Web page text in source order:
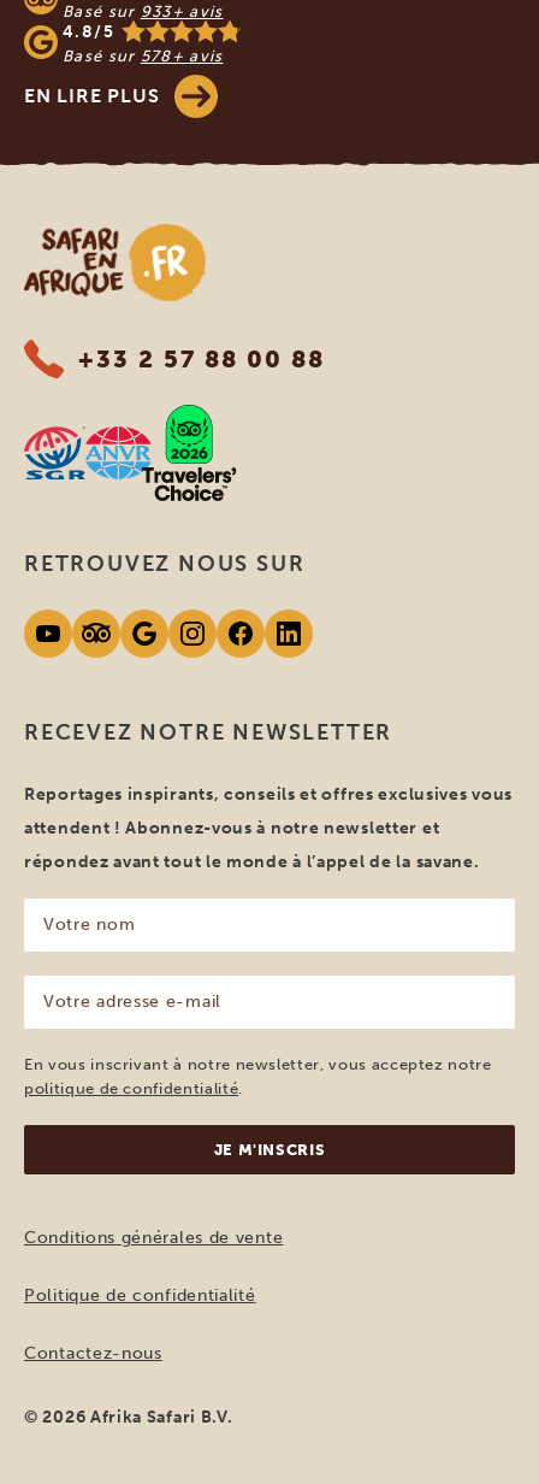
Basé sur 933+ avis
4.8/5
Basé sur 578+ avis
EN LIRE PLUS
Safari en Afrique
+33 2 57 88 00 88
RECEVEZ NOTRE NEWSLETTER
Reportages inspirants, conseils et offres exclusives vous
attendent ! Abonnez-vous à notre newsletter et
répondez avant tout le monde à l’appel de la savane.
nom
(Nécessaire)
adresse
e-
mail
(Nécessaire)
En vous inscrivant à notre newsletter, vous acceptez notre
politique de confidentialité
RETROUVEZ NOUS SUR
Conditions générales de vente
Politique de confidentialité
Contactez-nous
© 2026 Afrika Safari B.V.